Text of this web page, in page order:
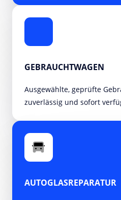
GEBRAUCHTWAGEN
Ausgewählte, geprüfte
zuverlässig und sofort
AUTOGLASREPARATUR